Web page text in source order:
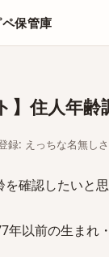
保管庫
】住人年齢
: えっちな名無し
確認したいと思
年以前の生まれ